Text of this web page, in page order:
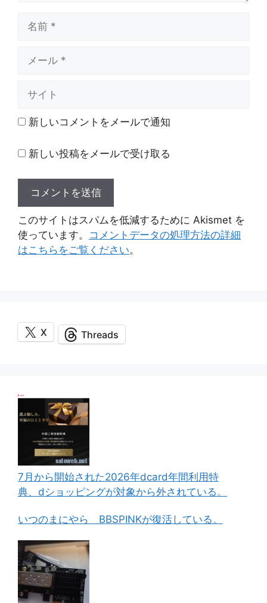
ト 新しいコメントをメールで通知
新しい投稿をメールで受け取る
このサイトはスパムを低減するために Akismet を
使っています。 コメントデータの処理方法の詳細
はこちらをご覧ください。
X Threads
7月から開始された2026年dcard年間利用特
典、dショッピングが対象から外されている。
いつのまにやら BBSPINKが復活している。